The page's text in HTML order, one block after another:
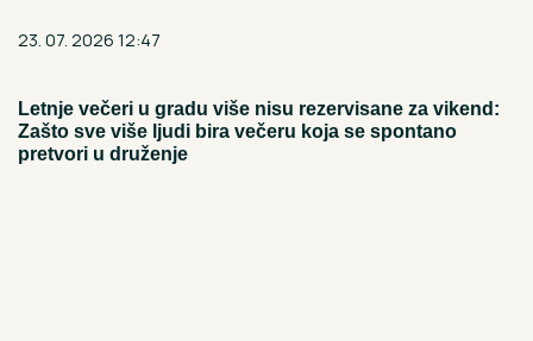
23. 07. 2026 12:47
Letnje večeri u gradu više nisu rezervisane za vikend:
Zašto sve više ljudi bira večeru koja se spontano
pretvori u druženje